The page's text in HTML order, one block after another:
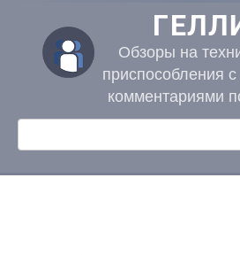
контенту
Обзоры на
приспособления
комментариями
Поиск: